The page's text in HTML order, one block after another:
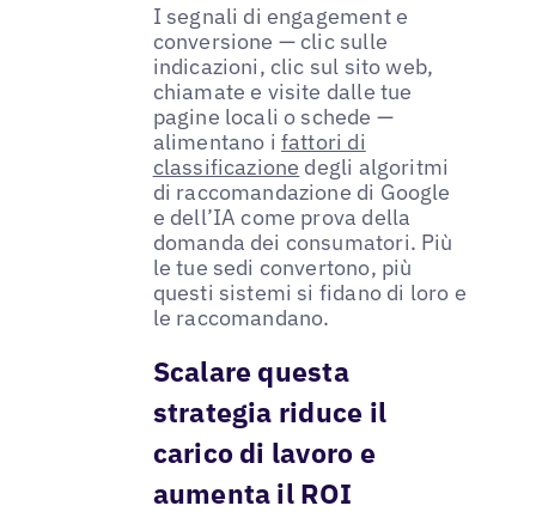
I segnali di engagement e
conversione — clic sulle
indicazioni, clic sul sito web,
chiamate e visite dalle tue
pagine locali o schede —
alimentano i fattori di
classificazione degli algoritmi
di raccomandazione di Google
e dell’IA come prova della
domanda dei consumatori. Più
le tue sedi convertono, più
questi sistemi si fidano di loro e
le raccomandano.
Scalare questa
strategia riduce il
carico di lavoro e
aumenta il ROI